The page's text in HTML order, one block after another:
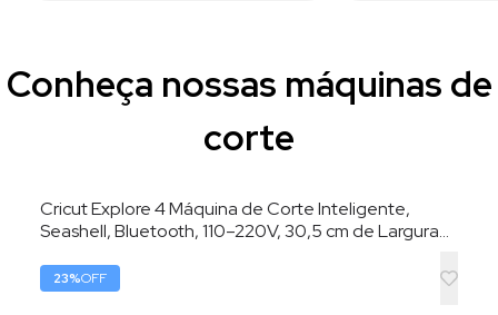
Conheça nossas máquinas de
corte
Cricut Explore 4 Máquina de Corte Inteligente,
Seashell, Bluetooth, 110–220V, 30,5 cm de Largura
23%OFF